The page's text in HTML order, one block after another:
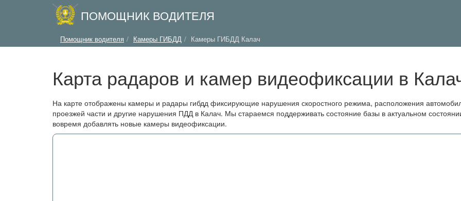
ПОМОЩНИК ВОДИТЕЛЯ
Помощник водителя Камеры ГИБДД Камеры ГИБДД Калач
Карта радаров и камер видеофиксации в
На карте отображены камеры и радары гибдд фиксирующие нарушения скоростного режима, расположения
проезжей части и другие нарушения ПДД в Калач. Мы стараемся поддерживать состояние базы в актуальном
вовремя добавлять новые камеры видеофиксации.